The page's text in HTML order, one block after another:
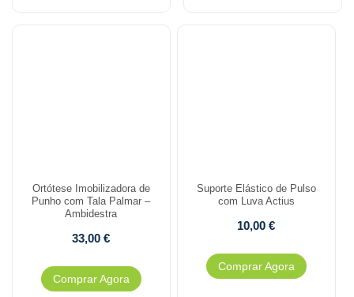
Ortótese Imobilizadora de
Punho com Tala Palmar –
Ambidestra
33,00€
Comprar Agora
Suporte Elástico de Pulso
com Luva Actius
10,00€
Comprar Agora